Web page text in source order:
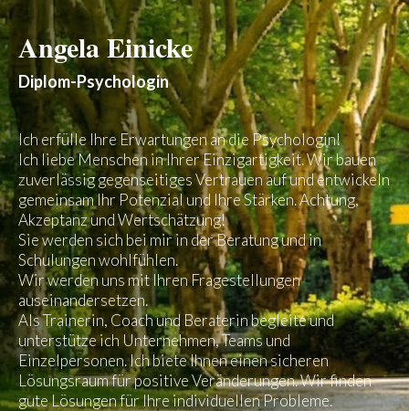
Angela Einicke
Diplom-Psychologin
Ich erfülle Ihre Erwartungen an die Psychologin!
Ich liebe Menschen in Ihrer Einzigartigkeit. Wir bauen
zuverlässig gegenseitiges Vertrauen auf und entwickeln
gemeinsam Ihr Potenzial und Ihre Stärken. Achtung,
Akzeptanz und Wertschätzung!
Sie werden sich bei mir in der Beratung und in
Schulungen wohlfühlen.
Wir werden uns mit Ihren Fragestellungen
auseinandersetzen.
Als Trainerin, Coach und Beraterin begleite und
unterstütze ich Unternehmen, Teams und
Einzelpersonen. Ich biete Ihnen einen sicheren
Lösungsraum für positive Veränderungen. Wir finden
gute Lösungen für Ihre individuellen Probleme.